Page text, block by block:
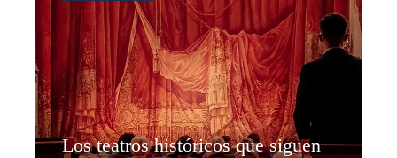
Los teatros históricos que siguen